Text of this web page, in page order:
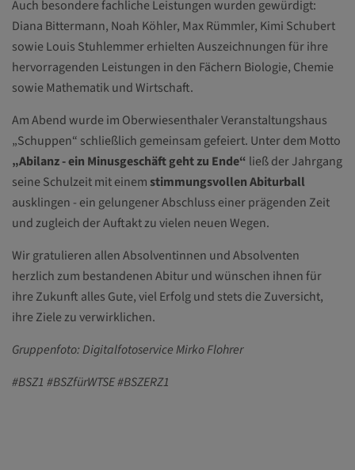
Auch besondere fachliche Leistungen wurden gewürdigt:
Diana Bittermann, Noah Köhler, Max Rümmler, Kimi Schubert
sowie Louis Stuhlemmer erhielten Auszeichnungen für ihre
hervorragenden Leistungen in den Fächern Biologie, Chemie
sowie Mathematik und Wirtschaft.
Am Abend wurde im Oberwiesenthaler Veranstaltungshaus
„Schuppen“ schließlich gemeinsam gefeiert. Unter dem Motto
„Abilanz - ein Minusgeschäft geht zu Ende“ ließ der Jahrgang
seine Schulzeit mit einemstimmungsvollen Abiturball
ausklingen - ein gelungener Abschluss einer prägenden Zeit
und zugleich der Auftakt zu vielen neuen Wegen.
Wir gratulieren allen Absolventinnen und Absolventen
herzlich zum bestandenen Abitur und wünschen ihnen für
ihre Zukunft alles Gute, viel Erfolg und stets die Zuversicht,
ihre Ziele zu verwirklichen.
Gruppenfoto: Digitalfotoservice Mirko Flohrer
#BSZ1 #BSZfürWTSE #BSZERZ1